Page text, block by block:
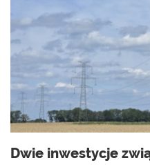
Dwie inwestycje